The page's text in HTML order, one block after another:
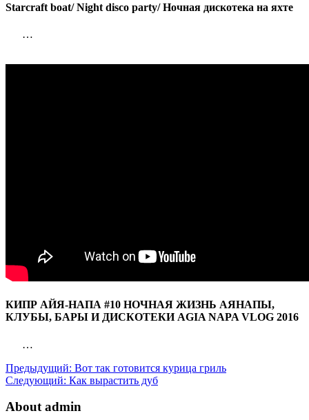
Starcraft boat/ Night disco party/ Ночная дискотека на яхте
…
КИПР АЙЯ-НАПА #10 НОЧНАЯ ЖИЗНЬ АЯНАПЫ,
КЛУБЫ, БАРЫ И ДИСКОТЕКИ AGIA NAPA VLOG 2016
…
Предыдущий: Вот так готовится курица гриль
Следующий: Как вырастить дуб
About admin